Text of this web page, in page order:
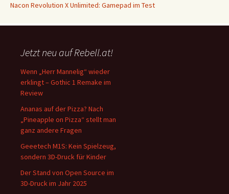
Nacon Revolution X Unlimited: Gamepad im Test
Jetzt neu auf Rebell.at!
Wenn „Herr Mannelig“ wieder
erklingt – Gothic 1 Remake im
Review
Ananas auf der Pizza? Nach
„Pineapple on Pizza“ stellt man
ganz andere Fragen
Geeetech M1S: Kein Spielzeug,
sondern 3D-Druck für Kinder
Der Stand von Open Source im
3D-Druck im Jahr 2025